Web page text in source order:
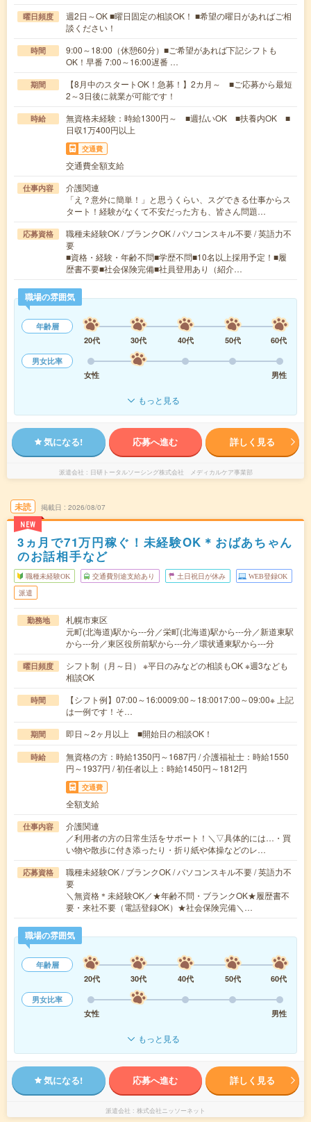
曜日頻度
週2日～OK ■曜日固定の相談OK！ ■希望の曜日があればご相
談ください！
時間
9:00～18:00（休憩60分）■ご希望があれば下記シフトも
OK！早番 7:00～16:00遅番 …
期間
【8月中のスタートOK！急募！】2カ月～ ■ご応募から最短
2～3日後に就業が可能です！
時給
無資格未経験：時給1300円～ ■週払いOK ■扶養内OK ■
日収1万400円以上
交通費
交通費全額支給
仕事内容
介護関連
「え？意外に簡単！」と思うくらい、スグできる仕事からス
タート！経験がなくて不安だった方も、皆さん問題…
応募資格
職種未経験OK / ブランクOK / パソコンスキル不要 / 英語力不
要
■資格・経験・年齢不問■学歴不問■10名以上採用予定！■履
歴書不要■社会保険完備■社員登用あり（紹介…
職場の雰囲気
年齢層
20代
30代 40代 50代
60代
男女比率
女性
男性
もっと見る
気になる! 応募へ進む 詳しく見る
派遣会社 日研トータルソーシング株式会社 メディカルケア事業部
未読
NEW
掲載日 2026/08/07
3ヵ月で71万円稼ぐ！未経験OK＊おばあちゃん
のお話相手など
職種未経験OK 交通費別途支給あり 土日祝日が休み WEB登録OK
派遣
勤務地
札幌市東区
元町(北海道)駅から---分／栄町(北海道)駅から---分／新道東駅
から---分／東区役所前駅から---分／環状通東駅から---分
曜日頻度
シフト制（月～日） ※平日のみなどの相談もOK ※週3なども
相談OK
時間
【シフト例】07:00～16:0009:00～18:0017:00～09:00※ 上記
は一例です！そ…
期間 即日～2ヶ月以上 ■開始日の相談OK！
時給
無資格の方：時給1350円～1687円 / 介護福祉士：時給1550
円～1937円 / 初任者以上：時給1450円～1812円
交通費
全額支給
仕事内容
介護関連
／利用者の方の日常生活をサポート！＼▽具体的には…・買
い物や散歩に付き添ったり・折り紙や体操などのレ…
応募資格
職種未経験OK / ブランクOK / パソコンスキル不要 / 英語力不
要
＼無資格＊未経験OK／★年齢不問・ブランクOK★履歴書不
要・来社不要（電話登録OK）★社会保険完備＼…
職場の雰囲気
年齢層
20代
30代 40代 50代
60代
男女比率
女性
男性
もっと見る
気になる! 応募へ進む 詳しく見る
派遣会社 株式会社ニッソーネット